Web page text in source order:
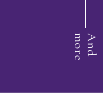
A
n
d
m
o
r
e